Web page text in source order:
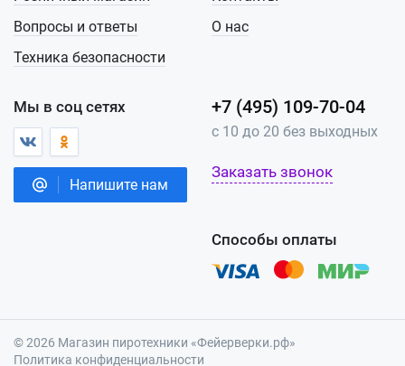
Вопросы и ответы
Техника безопасности
О нас
Мы в соц сетях
Напишите нам
+7 (495) 109-70-04
с 10 до 20 без выходных
Заказать звонок
Способы оплаты
© 2026 Магазин пиротехники «Фейерверки.рф»
Политика конфиденциальности